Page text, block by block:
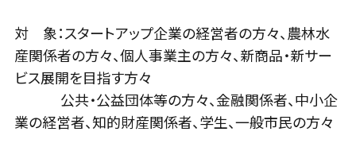
対 象：スタートアップ企業の経営者の方々、農林水
産関係者の方々、個人事業主の方々、新商品・新サー
ビス展開を目指す方々
公共・公益団体等の方々、金融関係者、中小企
業の経営者、知的財産関係者、学生、一般市民の方々